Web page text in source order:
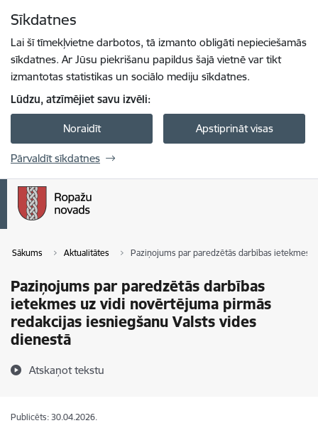
Sīkdatnes
Lai šī tīmekļvietne darbotos, tā izmanto obligāti nepieciešamās
sīkdatnes. Ar Jūsu piekrišanu papildus šajā vietnē var tikt
izmantotas statistikas un sociālo mediju sīkdatnes.
Lūdzu, atzīmējiet savu izvēli:
Noraidīt Apstiprināt visas
Pārvaldīt sīkdatnes
Sākums Aktualitātes Paziņojums par paredzētās darbības ietekmes
Paziņojums par paredzētās darbības
ietekmes uz vidi novērtējuma pirmās
redakcijas iesniegšanu Valsts vides
dienestā
Atskaņot tekstu
Publicēts: 30.04.2026.